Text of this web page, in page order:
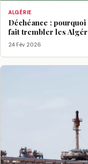
ALGÉRIE
Déchéance :
fait trembler les
24 Fév 2026